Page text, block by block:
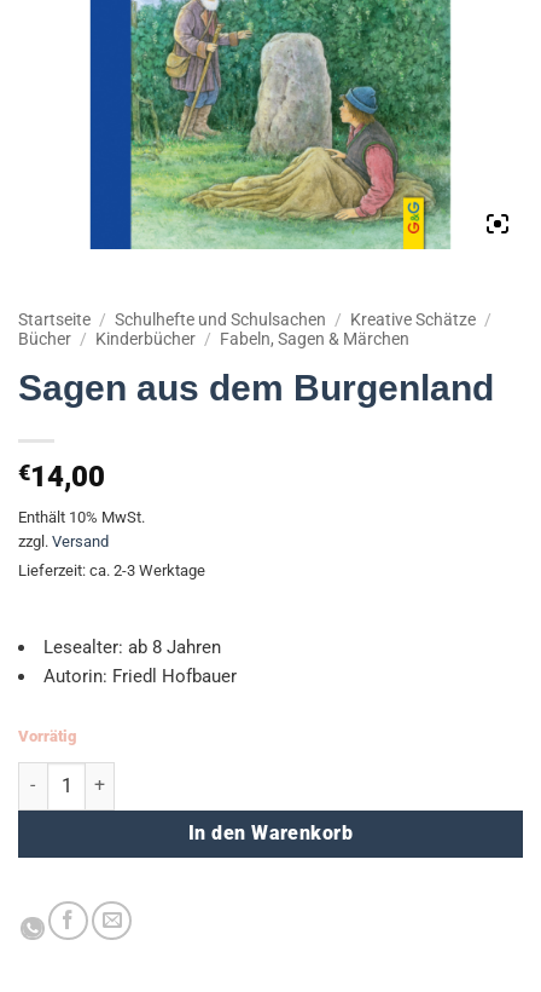
Startseite / Schulhefte und Schulsachen / Kreative Schätze /
Bücher / Kinderbücher / Fabeln, Sagen & Märchen
Sagen aus dem Burgenland
€14,00
Enthält 10% MwSt.
zzgl. Versand
Lieferzeit: ca. 2-3 Werktage
Lesealter: ab 8 Jahren
Autorin: Friedl Hofbauer
Vorrätig
Sagen aus dem Burgenland Menge
In den Warenkorb